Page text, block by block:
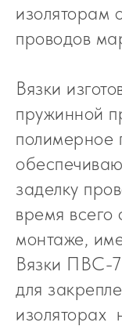
проводов
Вязки
пружинной
полимерное
заделку
время
монтаже,
Вязки ПВС-
для
изоляторах